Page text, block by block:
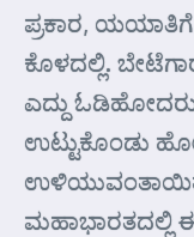
ಪ್ರಕಾರ,
ಕೊಳದಲ್ಲಿ.
ಎದ್ದು
ಉಟ್ಟುಕೊಂಡು
ಉಳಿಯುವಂತಾಯಿತು
ಮಹಾಭಾರತದಲ್ಲಿ